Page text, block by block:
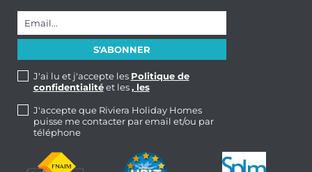
J'ai lu et j'accepte les Politique de
confidentialitéet les, les
J'accepte que Riviera Holiday Homes
puisse me contacter par email et/ou par
téléphone